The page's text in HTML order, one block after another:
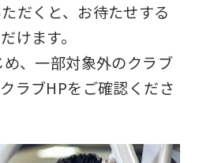
だくと、お待たせする
けます。
、一部対象外のクラブ
ラブHPをご確認くださ